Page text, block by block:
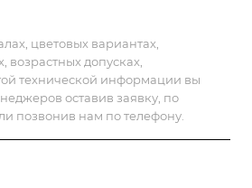
цветовых вариантах,
возрастных допусках,
технической информации вы
оставив заявку, по
позвонив нам по телефону.